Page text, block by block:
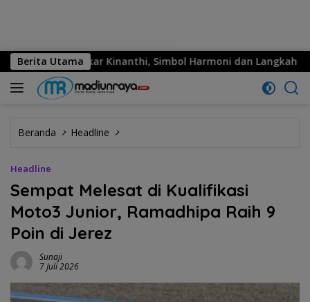
Berita Utama
Sekar Kinanthi, Simbol Harmoni dan Langkah Maju
Beranda Headline
Headline
Sempat Melesat di Kualifikasi
Moto3 Junior, Ramadhipa Raih 9
Poin di Jerez
Sunaji
7 Juli 2026